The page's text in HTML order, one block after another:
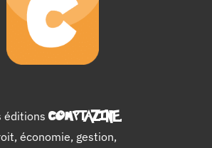
éditions COMPTAZINE.
économie, gestion,